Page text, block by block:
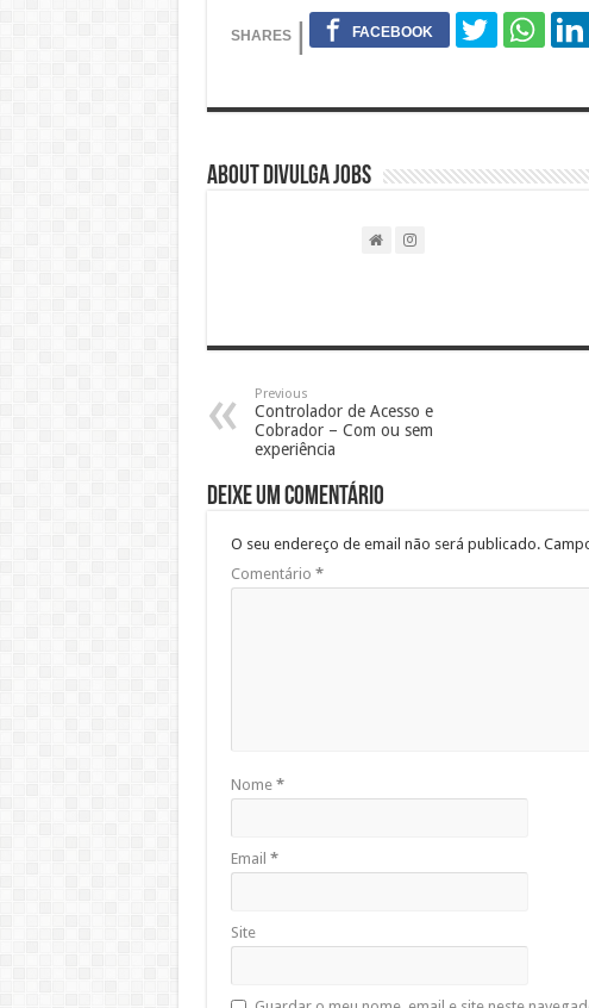
About DIVULGA JOBS
Previous
Controlador de Acesso e
Cobrador – Com ou sem
experiência
Deixe um comentário
O seu endereço de email não será publicado.
Comentário *
Nome *
Email *
Site